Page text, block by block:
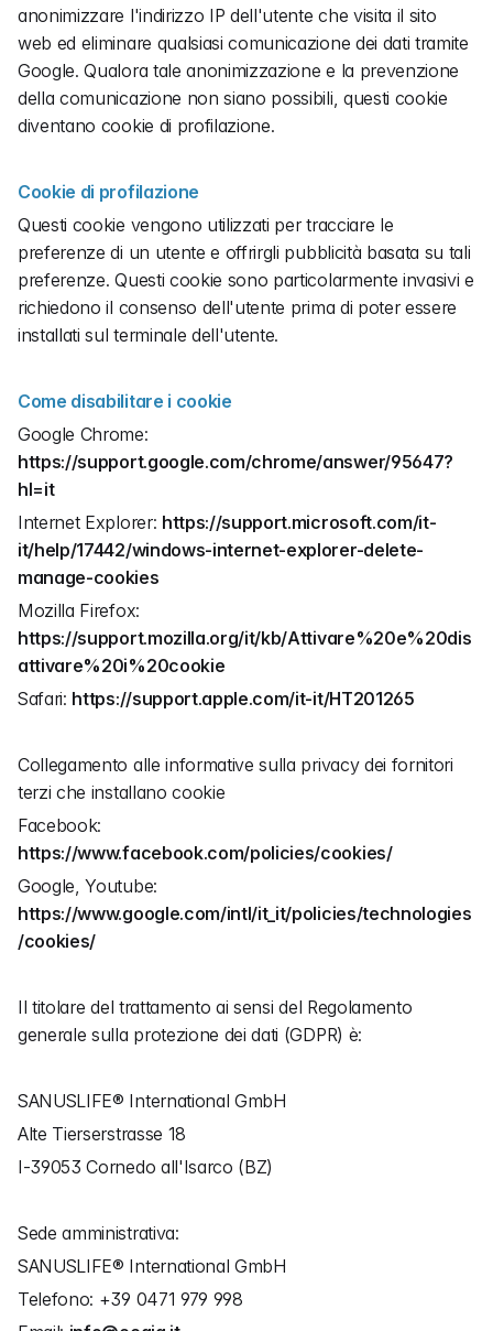
anonimizzare l'indirizzo IP dell'utente che visita il sito
web ed eliminare qualsiasi comunicazione dei dati tramite
Google. Qualora tale anonimizzazione e la prevenzione
della comunicazione non siano possibili, questi cookie
diventano cookie di profilazione.
Cookie di profilazione
Questi cookie vengono utilizzati per tracciare le
preferenze di un utente e offrirgli pubblicità basata su tali
preferenze. Questi cookie sono particolarmente invasivi e
richiedono il consenso dell'utente prima di poter essere
installati sul terminale dell'utente.
Come disabilitare i cookie
https://support.google.com/chrome/answer/95647?
hl=it
Internet Explorer: https://support.microsoft.com/it-
it/help/17442/windows-internet-explorer-delete-
manage-cookies
https://support.mozilla.org/it/kb/Attivare%20e%20dis
attivare%20i%20cookie
Safari: https://support.apple.com/it-it/HT201265
Collegamento alle informative sulla privacy dei fornitori
terzi che installano cookie
https://www.facebook.com/policies/cookies/
https://www.google.com/intl/it_it/policies/technologies
/cookies/
Il titolare del trattamento ai sensi del Regolamento
generale sulla protezione dei dati (GDPR) è:
SANUSLIFE® International GmbH
Alte Tierserstrasse 18
I-39053 Cornedo all'Isarco (BZ)
Sede amministrativa:
SANUSLIFE® International GmbH
Telefono: +39 0471 979 998